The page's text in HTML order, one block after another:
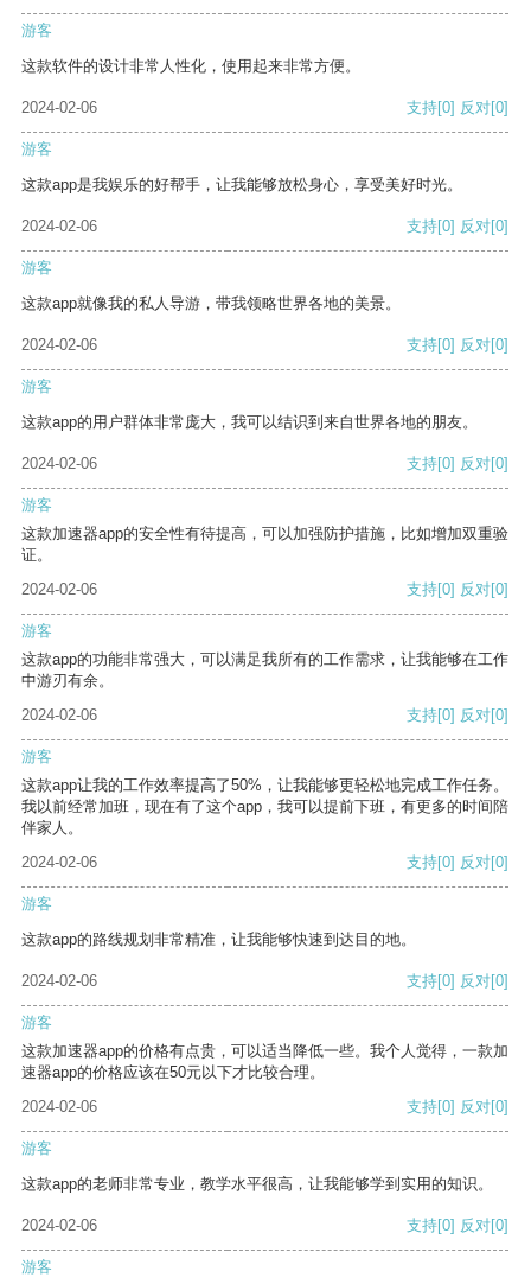
游客
这款软件的设计非常人性化，使用起来非常方便。
2024-02-06 支持[0] 反对[0]
游客
这款app是我娱乐的好帮手，让我能够放松身心，享受美好时光。
2024-02-06 支持[0] 反对[0]
游客
这款app就像我的私人导游，带我领略世界各地的美景。
2024-02-06 支持[0] 反对[0]
游客
这款app的用户群体非常庞大，我可以结识到来自世界各地的朋友。
2024-02-06 支持[0] 反对[0]
游客
这款加速器app的安全性有待提高，可以加强防护措施，比如增加双重验
证。
2024-02-06
支持[0] 反对[0]
游客
这款app的功能非常强大，可以满足我所有的工作需求，让我能够在工作
中游刃有余。
2024-02-06
支持[0] 反对[0]
游客
这款app让我的工作效率提高了50%，让我能够更轻松地完成工作任务。
我以前经常加班，现在有了这个app，我可以提前下班，有更多的时间陪
伴家人。
2024-02-06
支持[0] 反对[0]
游客
这款app的路线规划非常精准，让我能够快速到达目的地。
2024-02-06 支持[0] 反对[0]
游客
这款加速器app的价格有点贵，可以适当降低一些。我个人觉得，一款加
速器app的价格应该在50元以下才比较合理。
2024-02-06
支持[0] 反对[0]
游客
这款app的老师非常专业，教学水平很高，让我能够学到实用的知识。
2024-02-06 支持[0] 反对[0]
游客